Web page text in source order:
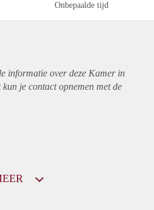
Onbepaalde tijd
informatie over deze Kamer in
je contact opnemen met de